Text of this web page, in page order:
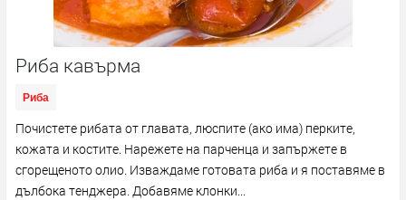
Риба кавърма
Риба
Почистете рибата от главата, люспите (ако има) перките,
кожата и костите. Нарежете на парченца и запържете в
сгорещеното олио. Изваждаме готовата риба и я поставяме в
дълбока тенджера. Добавяме клонки...